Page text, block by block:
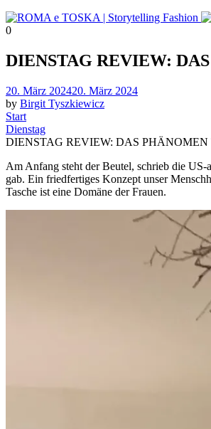
0
DIENSTAG REVIEW:
Posted
on
20. März 202420. März 2024
by Birgit Tyszkiewicz
Start
Dienstag
DIENSTAG REVIEW: DAS PHÄNOMEN
Am Anfang steht der Beutel, schrieb die
gab. Ein friedfertiges Konzept unser
Tasche ist eine Domäne der Frauen.